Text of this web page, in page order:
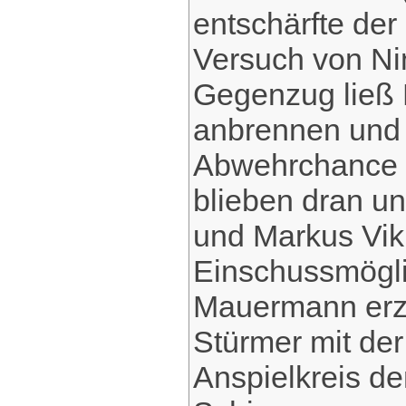
entschärfte
Versuch von
Gegenzug ließ
anbrennen
blieben dran
und Markus
Mauermann
Stürmer mit
Anspielkreis